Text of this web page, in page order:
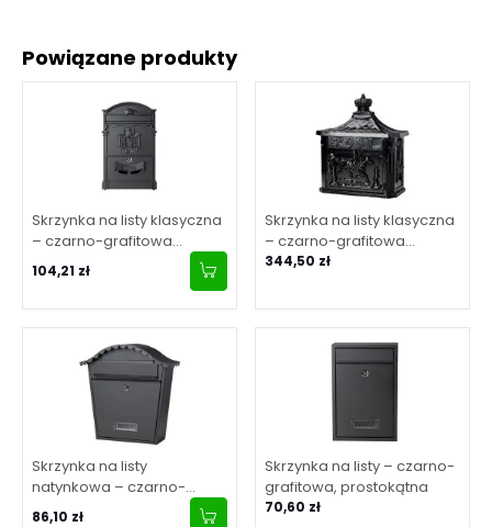
Powiązane produkty
Skrzynka na listy klasyczna
– czarno-grafitowa
(aluminium / blacha)
104,21 zł
Skrzynka na listy klasyczna
– czarno-grafitowa
(aluminium)
344,50 zł
Skrzynka na listy
natynkowa – czarno-
grafitowa (blacha)
86,10 zł
Skrzynka na listy – czarno-
grafitowa, prostokątna
70,60 zł